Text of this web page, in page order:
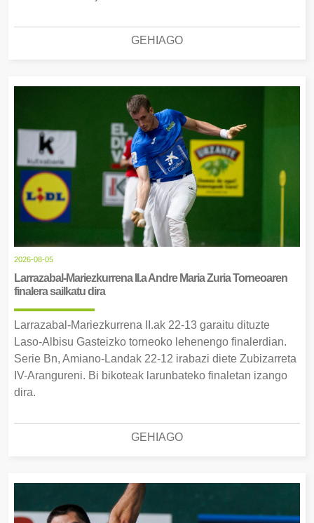
GEHIAGO
2026-08-05
Larrazabal-Mariezkurrena II.a Andre Maria Zuria Torneoaren
finalera sailkatu dira
Larrazabal-Mariezkurrena II.ak 22-13 garaitu dituzte
Laso-Albisu Gasteizko torneoko lehenengo finalerdian.
Serie Bn, Amiano-Landak 22-12 irabazi diete Zubizarreta
IV-Arangureni. Bi bikoteak larunbateko finaletan izango
dira.
GEHIAGO